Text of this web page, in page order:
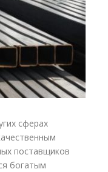
сферах
поставщиков
богатым